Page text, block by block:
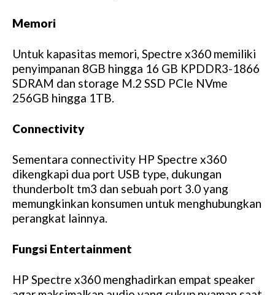
Memori
Untuk kapasitas memori, Spectre x360 memiliki
penyimpanan 8GB hingga 16 GB KPDDR3-1866
SDRAM dan storage M.2 SSD PCle NVme
256GB hingga 1TB.
Connectivity
Sementara connectivity HP Spectre x360
dikengkapi dua port USB type, dukungan
thunderbolt tm3 dan sebuah port 3.0 yang
memungkinkan konsumen untuk menghubungkan
perangkat lainnya.
Fungsi Entertainment
HP Spectre x360 menghadirkan empat speaker